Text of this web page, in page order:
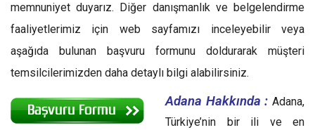
memnuniyet duyarız. Diğer danışmanlık ve belgelendirme
faaliyetlerimiz için web sayfamızı inceleyebilir veya
aşağıda bulunan başvuru formunu doldurarak müşteri
temsilcilerimizden daha detaylı bilgi alabilirsiniz.
Adana Hakkında : Adana,
Türkiye’nin bir ili ve en